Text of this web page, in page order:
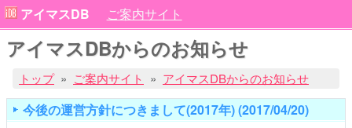
アイマスDB ご案内サイト
アイマスDBからのお知らせ
トップ ご案内サイト アイマスDBからのお知らせ
今後の運営方針につきまして(2017年) (2017/04/20)